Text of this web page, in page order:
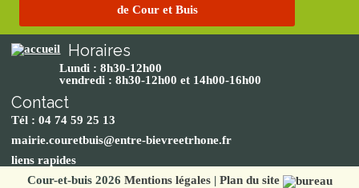
de Cour et Buis
Horaires
Lundi : 8h30-12h00
vendredi : 8h30-12h00 et 14h00-16h00
Contact
Tél : 04 74 59 25 13
mairie.couretbuis@entre-bievreetrhone.fr
liens rapides
Cour-et-buis 2026 Mentions légales| Plan du site